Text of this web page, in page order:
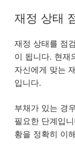
재정 상태
재정 상태를 점
이 됩니다. 현재
자신에게 맞는
입니다.
부채가 있는 경
필요한 단계입
황을 정확히 이